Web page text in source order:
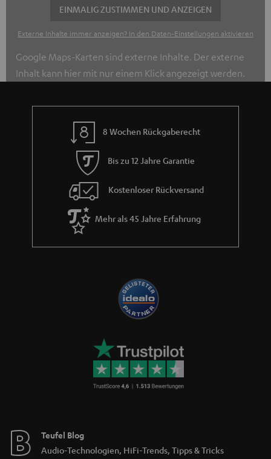
EINMALIG ZUSTIMMEN UND ANZEIGEN
Externe Inhalte immer anzeigen? In den Daten‑Einstellungen aktivieren
Google Maps-Karten sind externe Inhalte. Der externe
Inhalt kann hier mit nur einem Klick angezeigt werden.
externe Inhalte angezeigt werden. Dabei können
personenbezogene Daten an Drittplattformen
übermittelt werden. Weitere Informationen sind in der
Datenschutzerklärung unter I zu finden
8 Wochen Rückgaberecht
Bis zu 12 Jahre Garantie
Kostenloser Rückversand
Mehr als 45 Jahre Erfahrung
Teufel Blog
Audio-Technologien, HiFi-Trends, Tipps & Tricks